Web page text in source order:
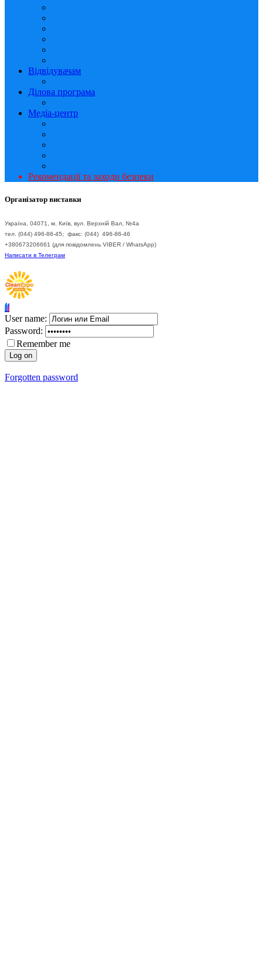
Відвідувачам
Ділова програма
Медіа-центр
Рекомендації та заходи безпеки
Організатор виставки
Україна, 04071, м. Київ, вул. Верхній Вал, №4а
тел. (044) 496-86-45; факс: (044) 496-86-46
+380673206661 (для повідомлень VIBER / WhatsApp)
Написати в Телеграм
User name:
Password:
Remember me
Forgotten password